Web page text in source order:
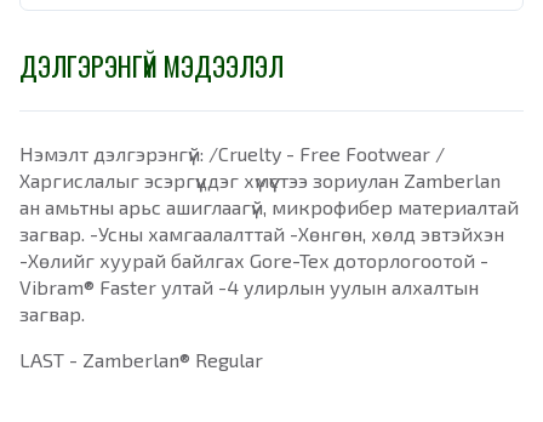
ДЭЛГЭРЭНГҮЙ МЭДЭЭЛЭЛ
Нэмэлт дэлгэрэнгүй: /Cruelty - Free Footwear /
Харгислалыг эсэргүүцдэг хүмүүстээ зориулан Zamberlan
ан амьтны арьс ашиглаагүй, микрофибер материалтай
загвар. -Усны хамгаалалттай -Хөнгөн, хөлд эвтэйхэн
-Хөлийг хуурай байлгах Gore-Tex доторлогоотой -
Vibram® Faster ултай -4 улирлын уулын алхалтын
загвар.
LAST - Zamberlan® Regular